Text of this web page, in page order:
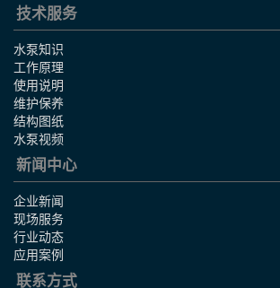
技术服务
水泵知识
工作原理
使用说明
维护保养
结构图纸
水泵视频
新闻中心
企业新闻
现场服务
行业动态
应用案例
联系方式